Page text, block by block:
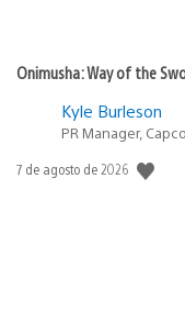
Onimusha: Way of the
Kyle Burleson
PR Manager,
Fecha
7 de agosto de 2026